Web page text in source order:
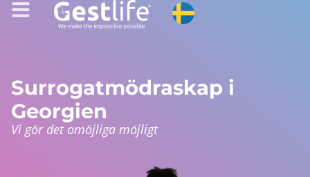
Surrogatmödraskap i
Georgien
Vi gör det omöjliga möjligt